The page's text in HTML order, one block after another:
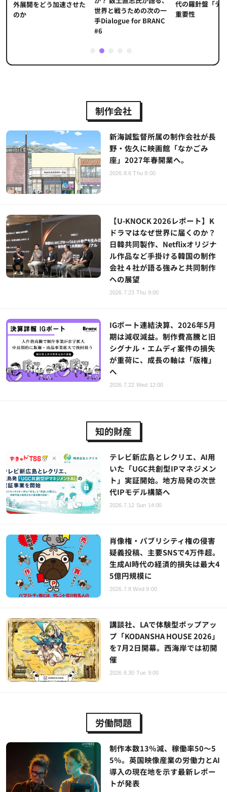
外展開をどう加速させた
のか
世界と戦うための次の一
手Dialogue for BRANC
#6
代の羅針盤「デ
重要性
2
制作会社
新海誠監督所属の制作会社が長
野・佐久に映画館「なかごみ
座」2027年春開業へ。
2026.8.6 Thu 9:00
【U-KNOCK 2026レポート】K
ドラマはなぜ世界に届くのか？
日韓共同製作、Netflixオリジナ
ル作品など手掛ける韓国の制作
会社４社が語る強みと共同制作
への展望
2026.7.23 Thu 9:00
IGポート連結決算、2026年5月
期は減収減益。制作費高騰と旧
シグナル・エムディ案件の損失
が重荷に、成長の軸は「版権」
へ
2026.7.22 Wed 12:00
知的財産
テレビ新広島とレクリエ、AI用
いた「UGC共創型IPマネジメン
ト」実証開始。地方局発の次世
代IPモデル構築へ
2026.7.12 Sun 14:00
肖像権・パブリシティ権の侵害
疑義投稿、主要SNSで4万件超。
生成AI時代の経済的損失は最大4
5億円規模に
2026.7.8 Wed 9:00
講談社、LAで体験型ポップアッ
プ「KODANSHA HOUSE 2026」
を7月2日開幕。西海岸では初開
催
2026.6.30 Tue 9:00
労働問題
制作本数13％減、稼働率50～5
5％。英国映像産業の労働力とAI
導入の現在地を示す最新レポー
トが発表